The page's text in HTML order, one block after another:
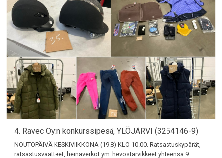
4. Ravec Oy:n konkurssipesä, YLÖJÄRVI (3254146-9)
NOUTOPÄIVÄ KESKIVIIKKONA (19.8) KLO 10.00. Ratsastuskypärät,
ratsastusvaatteet, heinäverkot ym. hevostarvikkeet yhteensä 9